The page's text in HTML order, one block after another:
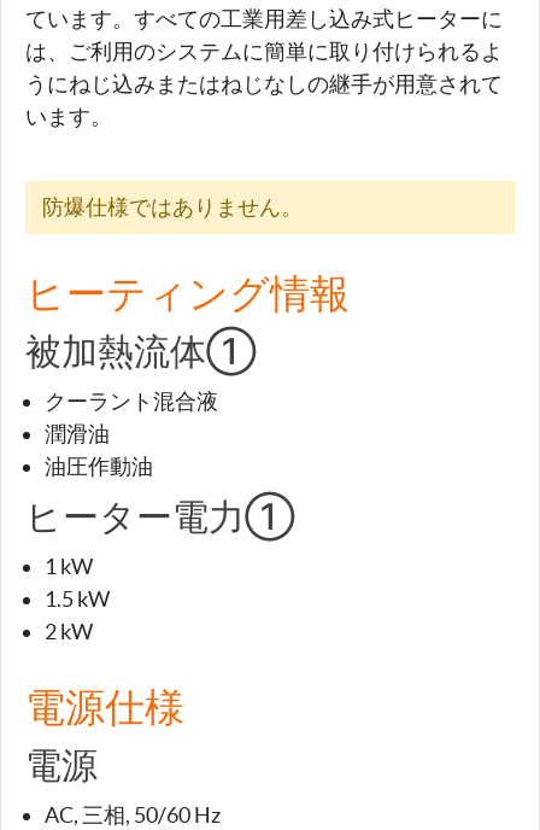
ています。すべての工業用差し込み式ヒーターに
は、ご利用のシステムに簡単に取り付けられるよ
うにねじ込みまたはねじなしの継手が用意されて
います。
防爆仕様ではありません。
ヒーティング情報
被加熱流体①
クーラント混合液
潤滑油
油圧作動油
ヒーター電力①
1 kW
1.5 kW
2 kW
電源仕様
電源
AC, 三相, 50/60 Hz